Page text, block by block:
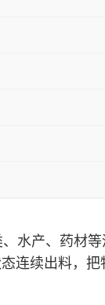
水产、药材等
连续出料， 把